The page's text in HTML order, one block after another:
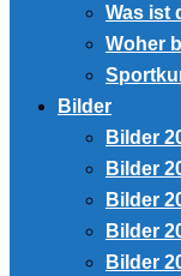
Was ist
Woher
Bilder
Bilder
Bilder
Bilder
Bilder
Bilder